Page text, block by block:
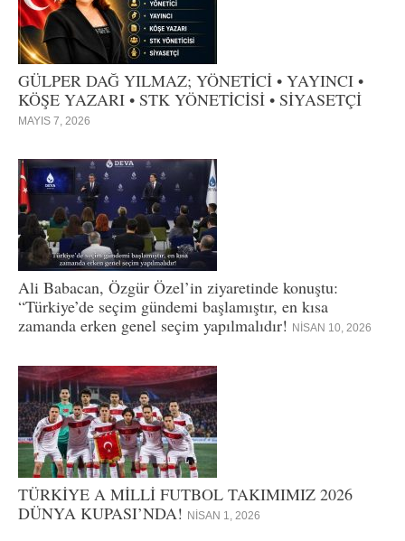
GÜLPER DAĞ YILMAZ; YÖNETİCİ • YAYINCI •
KÖŞE YAZARI • STK YÖNETİCİSİ • SİYASETÇİ
MAYIS 7, 2026
Ali Babacan, Özgür Özel’in ziyaretinde konuştu:
“Türkiye’de seçim gündemi başlamıştır, en kısa
zamanda erken genel seçim yapılmalıdır! NISAN 10, 2026
TÜRKİYE A MİLLİ FUTBOL TAKIMIMIZ 2026
DÜNYA KUPASI’NDA! NISAN 1, 2026